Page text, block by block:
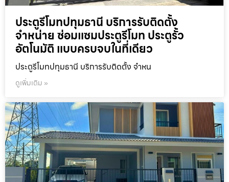
ประตูรีโมทปทุมธานี บริการรับติดตั้ง
จำหน่าย ซ่อมแซมประตูรีโมท ประตูรั้ว
อัตโนมัติ แบบครบจบในที่เดียว
ประตูรีโมทปทุมธานี บริการรับติดตั้ง จำหน
ดูเพิ่มเติม »